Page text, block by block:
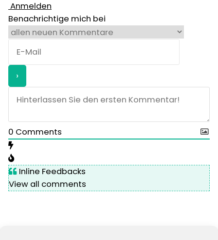
Anmelden
Benachrichtige mich bei
0 Comments
Inline Feedbacks
View all comments